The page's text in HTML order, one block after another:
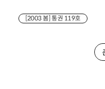
[2003 봄] 통권 119호